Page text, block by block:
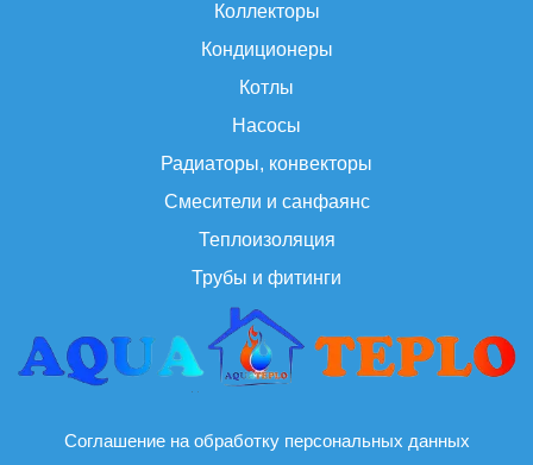
Коллекторы
Кондиционеры
Котлы
Насосы
Радиаторы, конвекторы
Смесители и санфаянс
Теплоизоляция
Трубы и фитинги
Соглашение на обработку персональных данных